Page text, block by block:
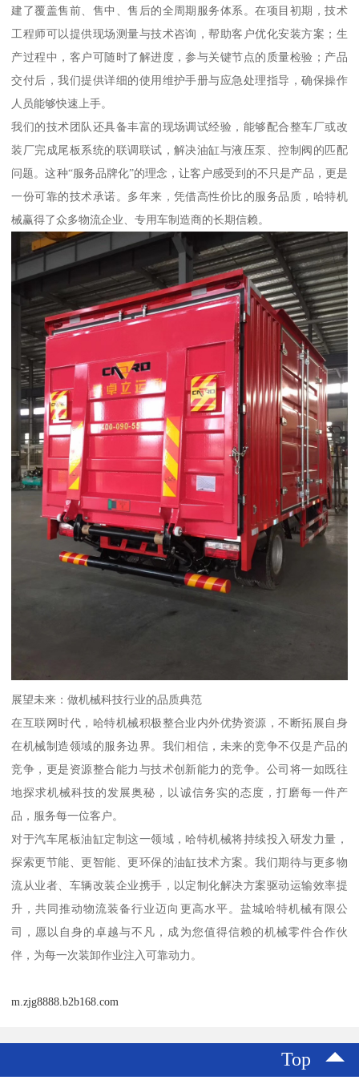
建了覆盖售前、售中、售后的全周期服务体系。在项目初期，技术
工程师可以提供现场测量与技术咨询，帮助客户优化安装方案；生
产过程中，客户可随时了解进度，参与关键节点的质量检验；产品
交付后，我们提供详细的使用维护手册与应急处理指导，确保操作
人员能够快速上手。
我们的技术团队还具备丰富的现场调试经验，能够配合整车厂或改
装厂完成尾板系统的联调联试，解决油缸与液压泵、控制阀的匹配
问题。这种“服务品牌化”的理念，让客户感受到的不只是产品，更是
一份可靠的技术承诺。多年来，凭借高性价比的服务品质，哈特机
械赢得了众多物流企业、专用车制造商的长期信赖。
展望未来：做机械科技行业的品质典范
在互联网时代，哈特机械积极整合业内外优势资源，不断拓展自身
在机械制造领域的服务边界。我们相信，未来的竞争不仅是产品的
竞争，更是资源整合能力与技术创新能力的竞争。公司将一如既往
地探求机械科技的发展奥秘，以诚信务实的态度，打磨每一件产
品，服务每一位客户。
对于汽车尾板油缸定制这一领域，哈特机械将持续投入研发力量，
探索更节能、更智能、更环保的油缸技术方案。我们期待与更多物
流从业者、车辆改装企业携手，以定制化解决方案驱动运输效率提
升，共同推动物流装备行业迈向更高水平。盐城哈特机械有限公
司，愿以自身的卓越与不凡，成为您值得信赖的机械零件合作伙
伴，为每一次装卸作业注入可靠动力。
m.zjg8888.b2b168.com
Top